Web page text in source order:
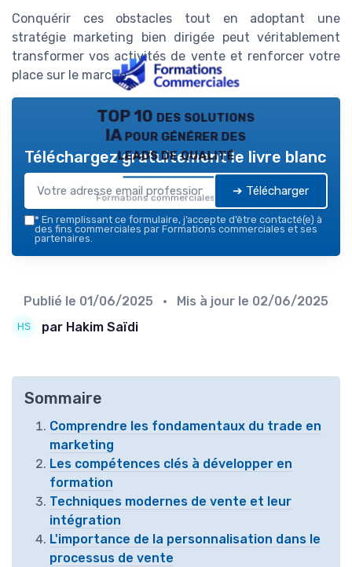
Conquérir ces obstacles tout en adoptant une
stratégie marketing bien dirigée peut véritablement
transformer vos activités de vente et renforcer votre
place sur le marché.
TOP 10 des solutions
IA pour générer des
leads de qualité
Formations commerciales — 2026
Téléchargez gratuitement le livre blanc
➔ Télécharger
* En remplissant ce formulaire, j’accepte d’être contacté(e) à
des fins commerciales par Formations commerciales et ses
partenaires.
Publié le 01/06/2025 • Mis à jour le 02/06/2025
par Hakim Saïdi
Sommaire
Comprendre les fondamentaux du trade en
marketing
Les compétences clés à développer en
formation
Techniques modernes de vente et leur
intégration
L'importance de la personnalisation dans le
processus de vente